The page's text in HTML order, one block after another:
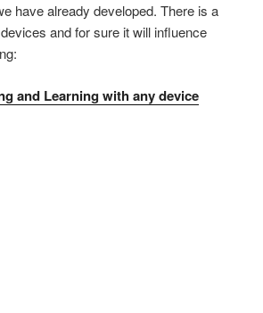
have already developed. There is a
and for sure it will influence
and Learning with any device